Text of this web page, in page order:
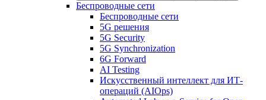
Беспроводные сети
Беспроводные сети
5G решения
5G Security
5G Synchronization
6G Forward
AI Testing
Искусственный интеллект для ИТ-
операций (AIOps)